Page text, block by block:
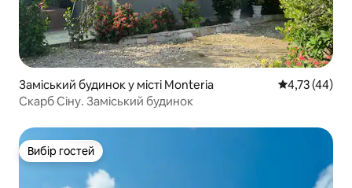
Заміський будинок у місті Monteria Середня
4,73 (44)
Скарб Сіну. Заміський будинок
Вибір гостей
Вибір гостей